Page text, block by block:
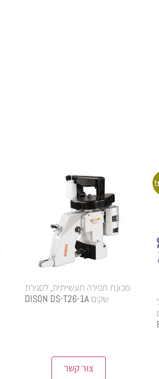
מכונת תפירה תעשייתית, לסגירת
שקים DISON DS-T26-1A
צור קשר